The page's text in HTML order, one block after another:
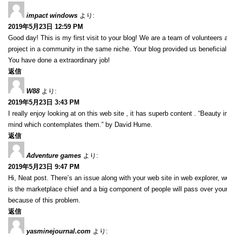
impact windows より:
2019年5月23日 12:59 PM
Good day! This is my first visit to your blog! We are a team of volunteers
project in a community in the same niche. Your blog provided us
You have done a extraordinary job!
返信
W88 より:
2019年5月23日 3:43 PM
I really enjoy looking at on this web site , it has superb content . “Beauty
mind which contemplates them.” by David Hume.
返信
Adventure games より:
2019年5月23日 9:47 PM
Hi, Neat post. There’s an issue along with your web site in web explorer,
is the marketplace chief and a big component of people will pass over
because of this problem.
返信
yasminejournal.com より: